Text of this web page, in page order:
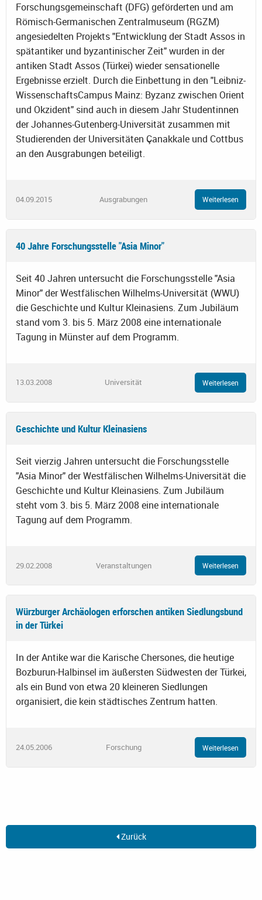
Forschungsgemeinschaft (DFG) geförderten und am
Römisch-Germanischen Zentralmuseum (RGZM)
angesiedelten Projekts "Entwicklung der Stadt Assos in
spätantiker und byzantinischer Zeit" wurden in der
antiken Stadt Assos (Türkei) wieder sensationelle
Ergebnisse erzielt. Durch die Einbettung in den "Leibniz-
WissenschaftsCampus Mainz: Byzanz zwischen Orient
und Okzident" sind auch in diesem Jahr Studentinnen
der Johannes-Gutenberg-Universität zusammen mit
Studierenden der Universitäten Çanakkale und Cottbus
an den Ausgrabungen beteiligt.
04.09.2015 Ausgrabungen Weiterlesen
40 Jahre Forschungsstelle "Asia Minor"
Seit 40 Jahren untersucht die Forschungsstelle "Asia
Minor" der Westfälischen Wilhelms-Universität (WWU)
die Geschichte und Kultur Kleinasiens. Zum Jubiläum
stand vom 3. bis 5. März 2008 eine internationale
Tagung in Münster auf dem Programm.
13.03.2008 Universität Weiterlesen
Geschichte und Kultur Kleinasiens
Seit vierzig Jahren untersucht die Forschungsstelle
"Asia Minor" der Westfälischen Wilhelms-Universität die
Geschichte und Kultur Kleinasiens. Zum Jubiläum
steht vom 3. bis 5. März 2008 eine internationale
Tagung auf dem Programm.
29.02.2008 Veranstaltungen Weiterlesen
Würzburger Archäologen erforschen antiken Siedlungsbund
in der Türkei
In der Antike war die Karische Chersones, die heutige
Bozburun-Halbinsel im äußersten Südwesten der Türkei,
als ein Bund von etwa 20 kleineren Siedlungen
organisiert, die kein städtisches Zentrum hatten.
24.05.2006 Forschung Weiterlesen
Zurück